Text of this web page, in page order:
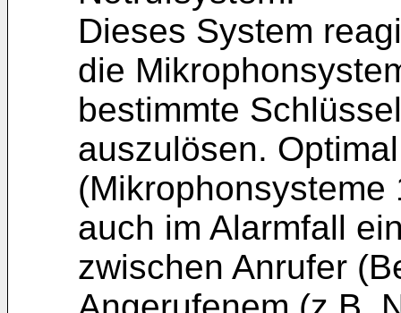
Dieses System
die
bestimmte
auszulösen.
auch im Alarmfall
zwischen Anrufer